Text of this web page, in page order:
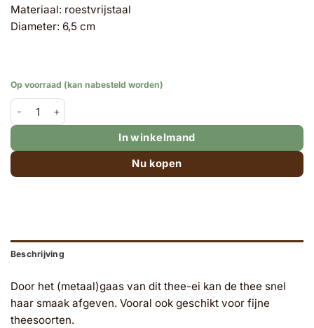
Materiaal: roestvrijstaal
Diameter: 6,5 cm
Op voorraad (kan nabesteld worden)
Thee-ei van gaas - diameter 6,5 cm aantal
In winkelmand
Nu kopen
Beschrijving
Door het (metaal)gaas van dit thee-ei kan de thee snel
haar smaak afgeven. Vooral ook geschikt voor fijne
theesoorten.